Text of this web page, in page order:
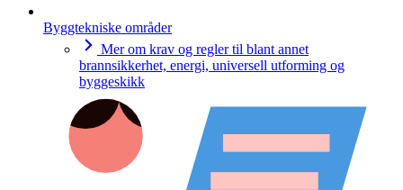
Byggtekniske områder
Mer om krav og regler til blant annet
brannsikkerhet, energi, universell utforming og
byggeskikk